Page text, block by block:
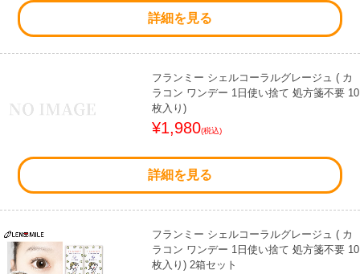
詳細を見る
フランミー シェルコーラルグレージュ ( カ
ラコン ワンデー 1日使い捨て 処方箋不要 10
枚入り)
¥1,980(税込)
詳細を見る
フランミー シェルコーラルグレージュ ( カ
ラコン ワンデー 1日使い捨て 処方箋不要 10
枚入り) 2箱セット